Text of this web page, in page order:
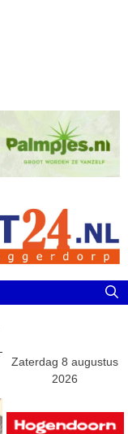
Zaterdag 8 augustus
2026